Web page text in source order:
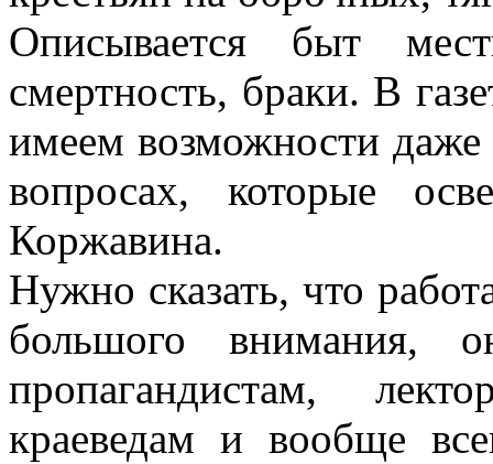
Описывается быт
смертность, браки. В
имеем возможности даже
вопросах, которые
Коржавина.
Нужно сказать, что
большого внимания,
пропагандистам,
краеведам и вообще